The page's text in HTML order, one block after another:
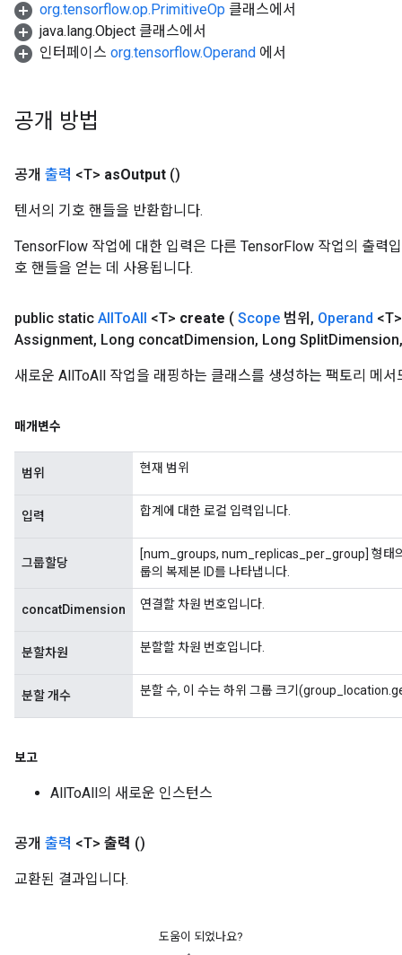
org.tensorflow.op.PrimitiveOp 클래스에서
java.lang.Object 클래스에서
인터페이스 org.tensorflow.Operand 에서
공개 방법
공개 출력 <T> asOutput ()
텐서의 기호 핸들을 반환합니다.
TensorFlow 작업에 대한 입력은 다른 TensorFlow 작업의 출력
호 핸들을 얻는 데 사용됩니다.
public static AllToAll <T> create ( Scope 범위 , Operand
Assignment, Long concatDimension, Long SplitDimension,
새로운 AllToAll 작업을 래핑하는 클래스를 생성하는 팩토리 메서
매개변수
범위 현재 범위
입력 합계에 대한 로컬 입력입니다.
그룹할당
[num_groups, num_replicas_per_group] 형태
룹의 복제본 ID를 나타냅니다.
concatDimension 연결할 차원 번호입니다.
분할차원 분할할 차원 번호입니다.
분할 개수 분할 수, 이 수는 하위 그룹 크기
보고
AllToAll의 새로운 인스턴스
공개 출력 <T> 출력 ()
교환된 결과입니다.
도움이 되었나요?